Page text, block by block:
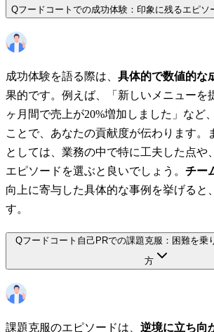
Qフードコートでの成功体験：印象に残るエピソ
成功体験を語る際は、 具体的で数値的な
果的です。例えば、「新しいメニューを
ヶ月間で売上が20%増加しました」など
ことで、あなたの貢献度が伝わります。
としては、業務の中で特に工夫した点や
エピソードを選ぶと良いでしょう。 チー
向上に寄与した具体的な事例を挙げると
す。
Qフードコート自己PRでの課題克服：困難を乗
方
課題克服のエピソードは、 逆境に立ち向